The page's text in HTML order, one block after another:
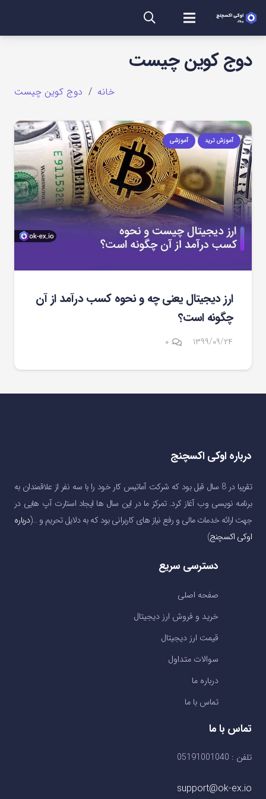
دوج کوین چیست
خانه / دوج کوین چیست
آموزش ترید آموزشی
ارز دیجیتال یعنی چه و نحوه کسب درآمد از آن
چگونه است؟
۱۳۹۹/۰۹/۲۴ ۰
درباره اوکی اکسچنج
تقریبا در 8 سال قبل بود که شرکت آماتیس کار خود را با سه نفر از علاقمندان به
برنامه نویسی وب آغاز کرد. تمرکز ما در این سال ها ایجاد استارت آپ هایی در
جهت ارائه خدمات مالی و رفع نیاز های کاربرانی بود که به دلایل تحریم و …(درباره
اوکی اکسچنج)
دسترسی سریع
صفحه اصلی
خرید و فروش ارز دیجیتال
قیمت ارز دیجیتال
سوالات متداول
درباره ما
تماس با ما
تماس با ما
تلفن : 05191001040
support@ok-ex.io